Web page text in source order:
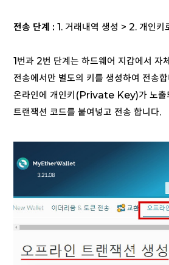
전송 단계 : 1. 거래내역 생성 > 2. 개인키
1번과 2번 단계는 하드웨어 지갑에서 자
전송에서만 별도의 키를 생성하여 전송
온라인에 개인키(Private Key)가 노출
트랜잭션 코드를 붙여넣고 전송 합니다.